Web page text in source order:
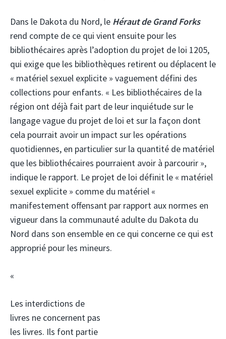
Dans le Dakota du Nord, le Héraut de Grand Forks
rend compte de ce qui vient ensuite pour les
bibliothécaires après l’adoption du projet de loi 1205,
qui exige que les bibliothèques retirent ou déplacent le
« matériel sexuel explicite » vaguement défini des
collections pour enfants. « Les bibliothécaires de la
région ont déjà fait part de leur inquiétude sur le
langage vague du projet de loi et sur la façon dont
cela pourrait avoir un impact sur les opérations
quotidiennes, en particulier sur la quantité de matériel
que les bibliothécaires pourraient avoir à parcourir »,
indique le rapport. Le projet de loi définit le « matériel
sexuel explicite » comme du matériel «
manifestement offensant par rapport aux normes en
vigueur dans la communauté adulte du Dakota du
Nord dans son ensemble en ce qui concerne ce qui est
approprié pour les mineurs.
«
Les interdictions de
livres ne concernent pas
les livres. Ils font partie